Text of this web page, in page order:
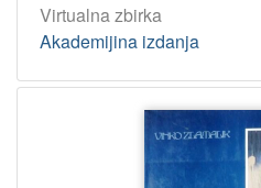
Virtualna zbirka
Akademijina izdanja